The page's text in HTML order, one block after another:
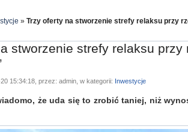
» Trzy oferty na stworzenie strefy relaksu przy
stworzenie strefy relaksu przy
15:34:18, przez: admin, w kategorii: Inwestycje
że uda się to zrobić taniej, niż